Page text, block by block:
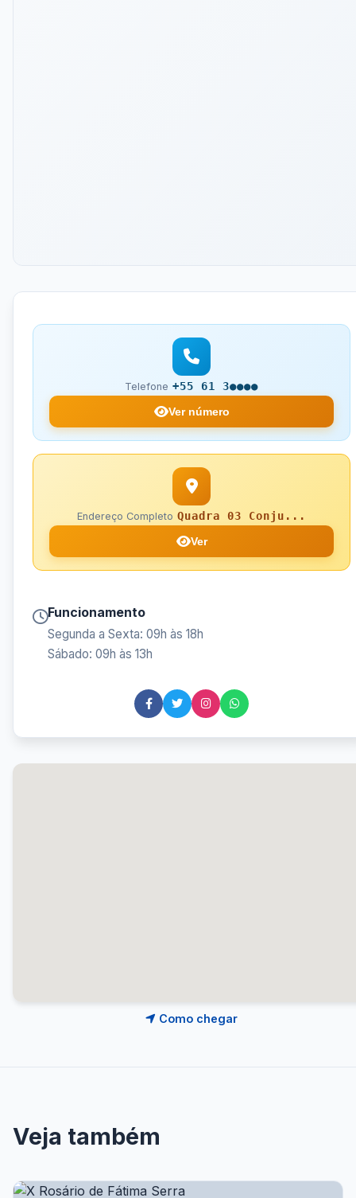
Telefone +55 61 3●●●●
Ver número
Endereço Completo Quadra 03 Conju...
Ver
Funcionamento
Segunda a Sexta: 09h às 18h
Sábado: 09h às 13h
Como chegar
Veja também